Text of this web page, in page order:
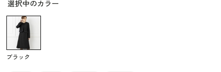
選択中のカラー
ブラック